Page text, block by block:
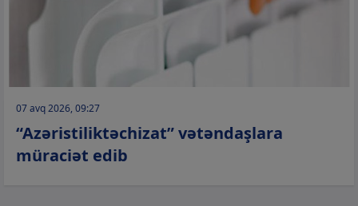
07 avq 2026, 09:27
“Azəristiliktəchizat” vətəndaşlara
müraciət edib